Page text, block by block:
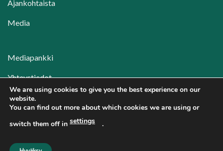
Ajankohtaista
Media
Mediapankki
Yhteystiedot
Jälleenmyyjät
We are using cookies to give you the best experience on our
website.
You can find out more about which cookies we are using or
switch them off in settings .